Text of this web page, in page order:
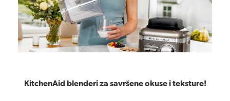
KitchenAid blenderi za savršene okuse i teksture!